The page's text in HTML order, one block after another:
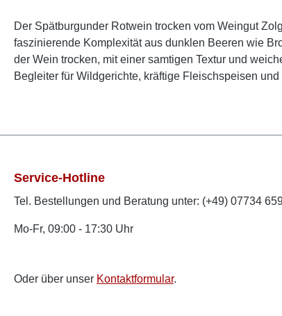
Der Spätburgunder Rotwein trocken vom Weingut
faszinierende Komplexität aus dunklen Beeren wie
der Wein trocken, mit einer samtigen Textur und
Begleiter für Wildgerichte, kräftige Fleischspeisen
Service-Hotline
Tel. Bestellungen und Beratung unter: (+49) 07734
Mo-Fr, 09:00 - 17:30 Uhr
Oder über unser Kontaktformular.